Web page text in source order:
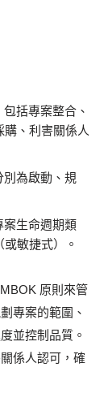
括專案整合、
、利害關係人
為啟動、規
案生命週期類
敏捷式）。
原則來管
專案的範圍、
並控制品質。
係人認可，確